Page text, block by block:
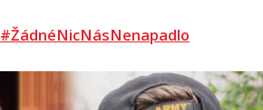
#ŽádnéNicNásNenapadlo